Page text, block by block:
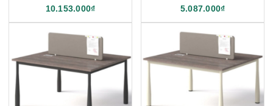
10.153.000₫
5.087.000₫